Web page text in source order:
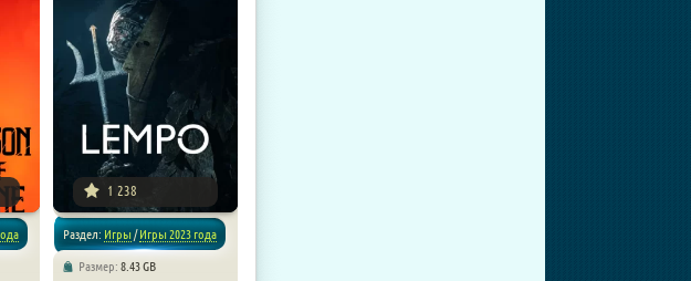
1 238
Раздел: Игры/Игры 2023 года
Размер: 8.43 GB